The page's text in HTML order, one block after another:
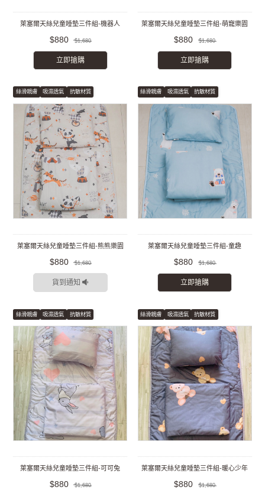
萊塞爾天絲兒童睡墊三件組-機器人
$880 $1,680
立即搶購
萊塞爾天絲兒童睡墊三件組-萌寵樂園
$880 $1,680
立即搶購
絲滑親膚 吸濕透氣 抗敏材質
萊塞爾天絲兒童睡墊三件組-熊熊樂園
$880 $1,680
貨到通知
絲滑親膚 吸濕透氣 抗敏材質
萊塞爾天絲兒童睡墊三件組-童趣
$880 $1,680
立即搶購
絲滑親膚 吸濕透氣 抗敏材質
萊塞爾天絲兒童睡墊三件組-可可兔
$880 $1,680
絲滑親膚 吸濕透氣 抗敏材質
萊塞爾天絲兒童睡墊三件組-暖心少年
$880 $1,680